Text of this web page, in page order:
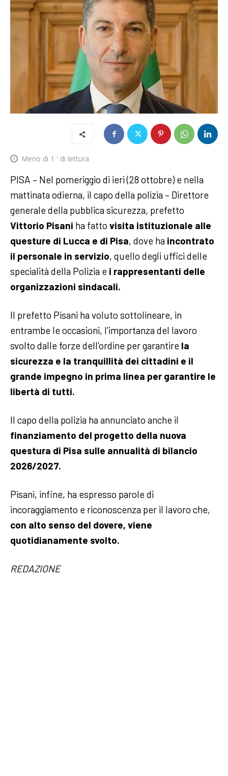
Meno di 1 ' di lettura
PISA – Nel pomeriggio di ieri (28 ottobre) e nella
mattinata odierna, il capo della polizia – Direttore
generale della pubblica sicurezza, prefetto
Vittorio Pisani ha fatto visita istituzionale alle
questure di Lucca e di Pisa, dove ha incontrato
il personale in servizio, quello degli uffici delle
specialità della Polizia e i rappresentanti delle
organizzazioni sindacali.
Il prefetto Pisani ha voluto sottolineare, in
entrambe le occasioni, l’importanza del lavoro
svolto dalle forze dell’ordine per garantire la
sicurezza e la tranquillità dei cittadini e il
grande impegno in prima linea per garantire le
libertà di tutti.
Il capo della polizia ha annunciato anche il
finanziamento del progetto della nuova
questura di Pisa sulle annualità di bilancio
2026/2027.
Pisani, infine, ha espresso parole di
incoraggiamento e riconoscenza per il lavoro che,
con alto senso del dovere, viene
quotidianamente svolto.
REDAZIONE